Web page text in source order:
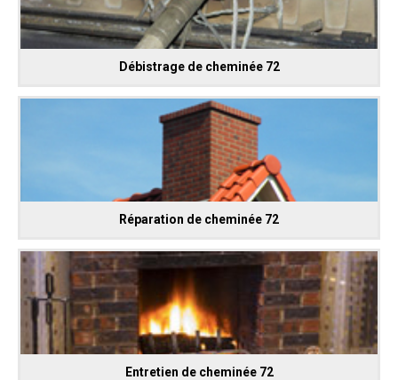
Débistrage de cheminée 72
Réparation de cheminée 72
Entretien de cheminée 72